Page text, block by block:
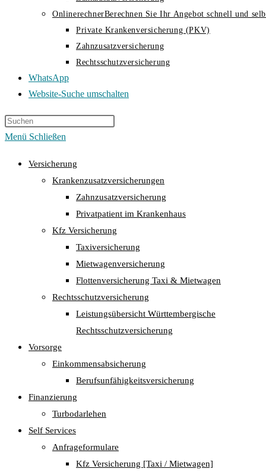
OnlinerechnerBerechnen Sie Ihr Angebot schnell und
Private Krankenversicherung (PKV)
Zahnzusatzversicherung
Rechtsschutzversicherung
WhatsApp
Website-Suche umschalten
Menü Schließen
Versicherung
Krankenzusatzversicherungen
Zahnzusatzversicherung
Privatpatient im Krankenhaus
Kfz Versicherung
Taxiversicherung
Mietwagenversicherung
Flottenversicherung Taxi & Mietwagen
Rechtsschutzversicherung
Leistungsübersicht Württembergische
Rechtsschutzversicherung
Vorsorge
Einkommensabsicherung
Berufsunfähigkeitsversicherung
Finanzierung
Turbodarlehen
Self Services
Anfrageformulare
Kfz Versicherung [Taxi / Mietwagen]